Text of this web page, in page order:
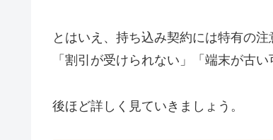
とはいえ、持ち込み契約には特有の
「割引が受けられない」「端末が古
後ほど詳しく見ていきましょう。